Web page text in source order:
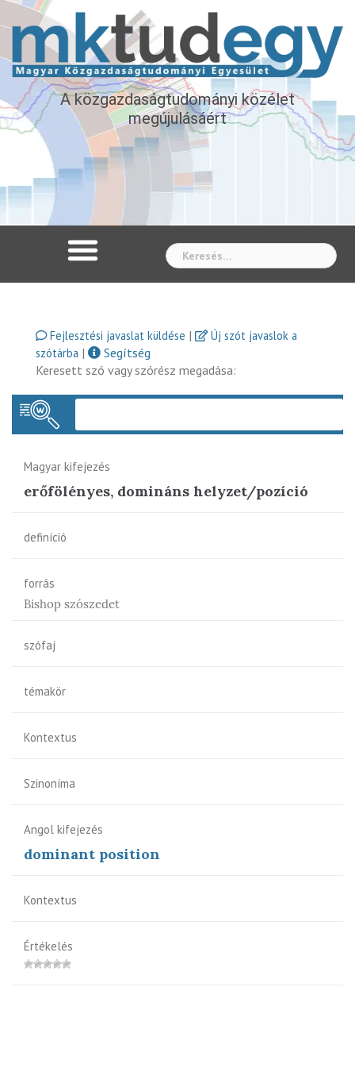
A közgazdaságtudományi közélet
megújulásáért
Fejlesztési javaslat küldése |
Új szót javaslok a
szótárba |
Segítség
Keresett szó vagy szórész megadása:
Magyar kifejezés
erőfölényes, domináns helyzet/pozíció
definíció
forrás
Bishop szószedet
szófaj
témakör
Kontextus
Szinoníma
Angol kifejezés
dominant position
Kontextus
Értékelés